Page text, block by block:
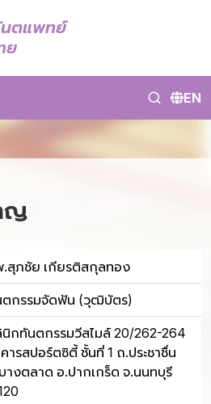
นตแพทย์
ย
EN
ญ
.สุภชัย เกียรติสกุลทอง
ตกรรมจัดฟัน (วุฒิบัตร)
กทันตกรรมวีสไมล์ 20/262-264
ารสปอร์ตซิตี้ ชั้นที่ 1 ถ.ประชาชื่น
างตลาด อ.ปากเกร็ด จ.นนทบุรี